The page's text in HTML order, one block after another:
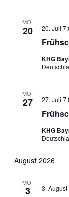
MO.
20 20.
KHG
MO.
27 27.
KHG
August 2026
MO.
3 3.